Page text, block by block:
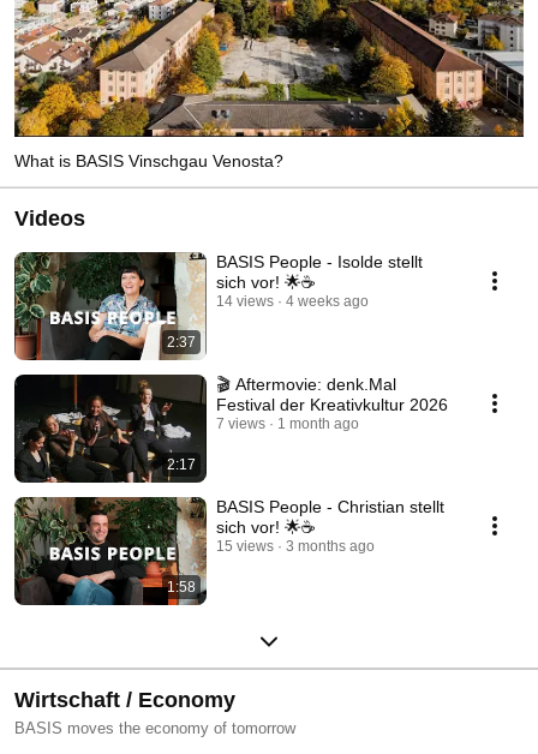
What is BASIS Vinschgau Venosta?
Videos
2:37
BASIS People - Isolde stellt
sich vor! 🌟☕
14 views 4 weeks ago
2:17
🎬 Aftermovie: denk.Mal
Festival der Kreativkultur 2026
7 views 1 month ago
1:58
BASIS People - Christian stellt
sich vor! 🌟☕
15 views 3 months ago
Wirtschaft / Economy
BASIS moves the economy of tomorrow